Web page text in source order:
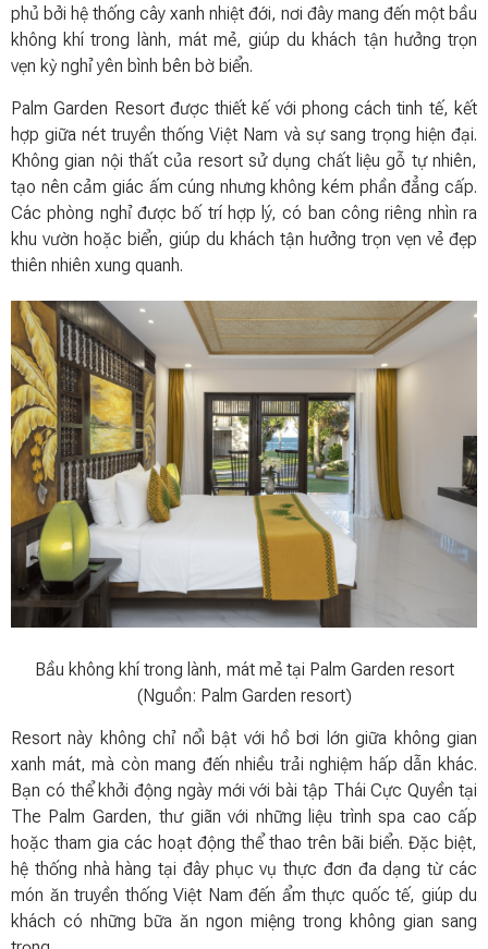
phủ bởi hệ thống cây xanh nhiệt đới, nơi đây mang đến một bầu
không khí trong lành, mát mẻ, giúp du khách tận hưởng trọn
vẹn kỳ nghỉ yên bình bên bờ biển.
Palm Garden Resort được thiết kế với phong cách tinh tế, kết
hợp giữa nét truyền thống Việt Nam và sự sang trọng hiện đại.
Không gian nội thất của resort sử dụng chất liệu gỗ tự nhiên,
tạo nên cảm giác ấm cúng nhưng không kém phần đẳng cấp.
Các phòng nghỉ được bố trí hợp lý, có ban công riêng nhìn ra
khu vườn hoặc biển, giúp du khách tận hưởng trọn vẹn vẻ đẹp
thiên nhiên xung quanh.
Bầu không khí trong lành, mát mẻ tại Palm Garden resort
(Nguồn: Palm Garden resort)
Resort này không chỉ nổi bật với hồ bơi lớn giữa không gian
xanh mát, mà còn mang đến nhiều trải nghiệm hấp dẫn khác.
Bạn có thể khởi động ngày mới với bài tập Thái Cực Quyền tại
The Palm Garden, thư giãn với những liệu trình spa cao cấp
hoặc tham gia các hoạt động thể thao trên bãi biển. Đặc biệt,
hệ thống nhà hàng tại đây phục vụ thực đơn đa dạng từ các
món ăn truyền thống Việt Nam đến ẩm thực quốc tế, giúp du
khách có những bữa ăn ngon miệng trong không gian sang